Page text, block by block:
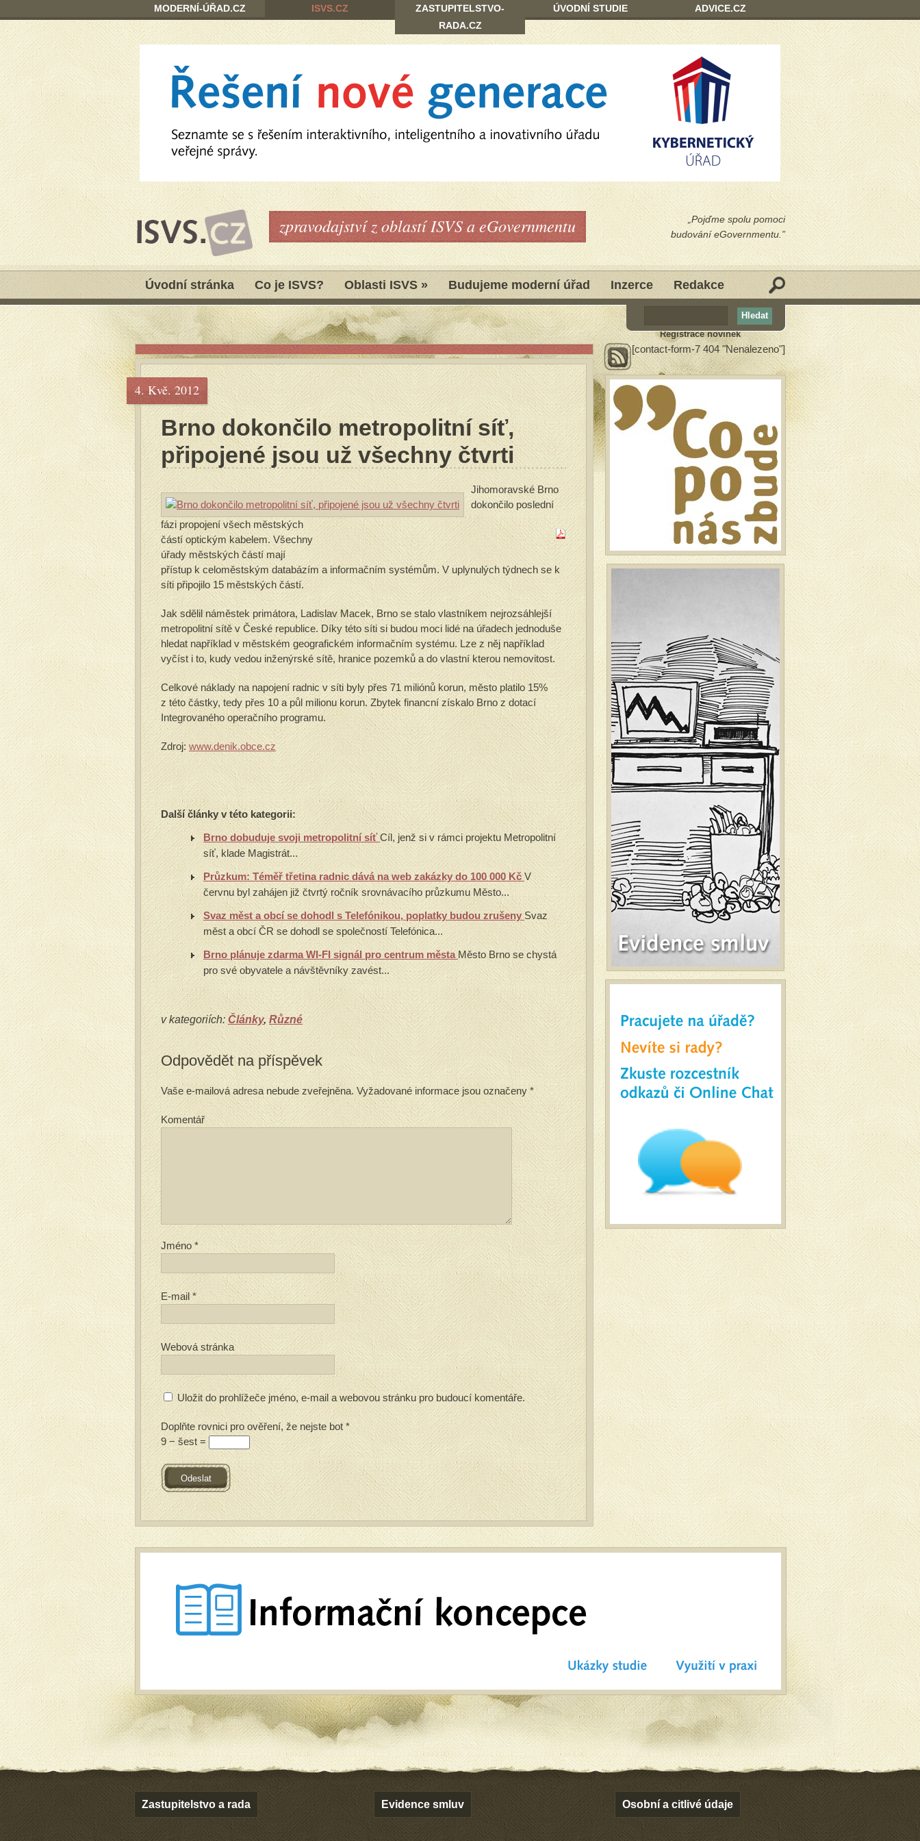
„Pojďme spolu pomoci
budování eGovernmentu.”
zpravodajství z oblastí ISVS a eGovernmentu
Úvodní stránka Co je ISVS? Oblasti ISVS » Budujeme moderní úřad Inzerce Redakce
4. Kvě. 2012
Brno dokončilo metropolitní síť,
připojené jsou už všechny čtvrti
Jihomoravské Brno
dokončilo poslední
fázi propojení všech městských
částí optickým kabelem. Všechny
úřady městských částí mají
přístup k celoměstským databázím a informačním systémům. V uplynulých týdnech se k
síti připojilo 15 městských částí.
Jak sdělil náměstek primátora, Ladislav Macek, Brno se stalo vlastníkem nejrozsáhlejší
metropolitní sítě v České republice. Díky této síti si budou moci lidé na úřadech jednoduše
hledat například v městském geografickém informačním systému. Lze z něj například
vyčíst i to, kudy vedou inženýrské sítě, hranice pozemků a do vlastní kterou nemovitost.
Celkové náklady na napojení radnic v síti byly přes 71 miliónů korun, město platilo 15%
z této částky, tedy přes 10 a půl milionu korun. Zbytek financní získalo Brno z dotací
Integrovaného operačního programu.
Zdroj: www.denik.obce.cz
Další články v této kategorii:
Brno dobuduje svoji metropolitní síťCíl, jenž si v rámci projektu Metropolitní
síť, klade Magistrát...
Průzkum: Téměř třetina radnic dává na web zakázky do 100 000 KčV
červnu byl zahájen již čtvrtý ročník srovnávacího průzkumu Město...
Svaz měst a obcí se dohodl s Telefónikou, poplatky budou zrušenySvaz
měst a obcí ČR se dohodl se společností Telefónica...
Brno plánuje zdarma WI-FI signál pro centrum městaMěsto Brno se chystá
pro své obyvatele a návštěvníky zavést...
v kategoriích:Články, Různé
Odpovědět na příspěvek
Vaše e-mailová adresa nebude zveřejněna. Vyžadované informace jsou označeny*
Komentář
Jméno *
E-mail*
Webová stránka
Uložit do prohlížeče jméno, e-mail a webovou stránku pro budoucí komentáře.
Doplňte rovnici pro ověření, že nejste bot *
9 − šest =
Registrace novinek
[contact-form-7 404 "Nenalezeno"]
Zastupitelstvo a rada Evidence smluv Osobní a citlivé údaje
MODERNÍ-ÚŘAD.CZ ISVS.CZ
ZASTUPITELSTVO-
RADA.CZ
ÚVODNÍ STUDIE ADVICE.CZ